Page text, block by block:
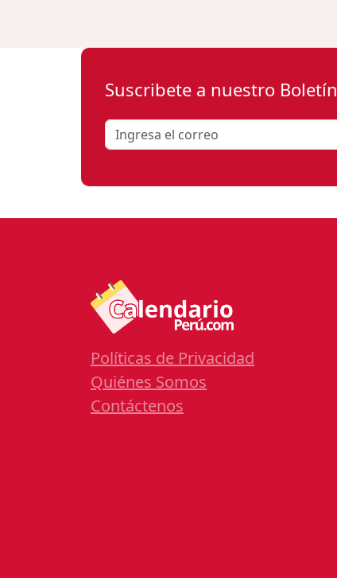
Suscribete a nuestro Boletín
Políticas de Privacidad
Quiénes Somos
Contáctenos